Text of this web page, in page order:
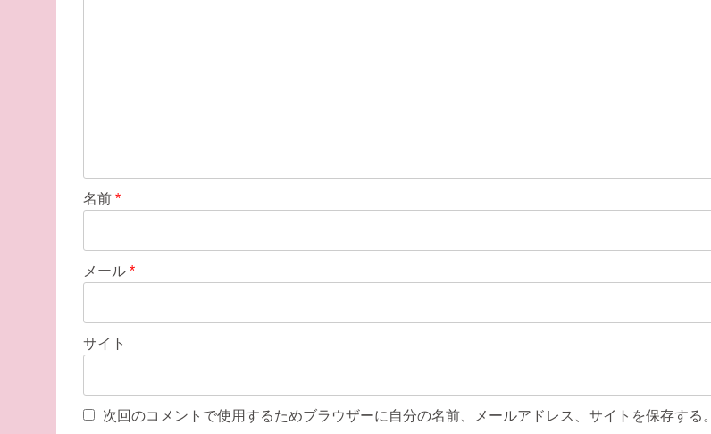
名前 *
メール *
サイト
次回のコメントで使用するためブラウザーに自分の名前、メールアドレス、サイトを保存する。